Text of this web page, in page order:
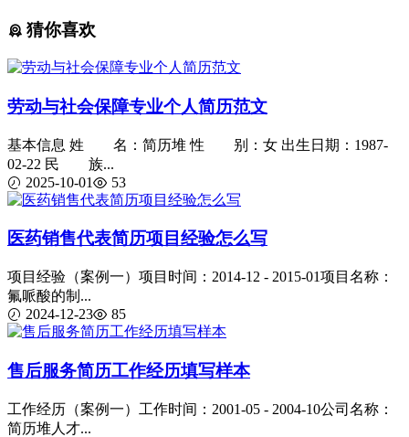
猜你喜欢
劳动与社会保障专业个人简历范文
基本信息 姓 名：简历堆 性 别：女 出生日期：1987-
02-22 民 族...
2025-10-01
53
医药销售代表简历项目经验怎么写
项目经验（案例一）项目时间：2014-12 - 2015-01项目名称：
氟哌酸的制...
2024-12-23
85
售后服务简历工作经历填写样本
工作经历（案例一）工作时间：2001-05 - 2004-10公司名称：
简历堆人才...